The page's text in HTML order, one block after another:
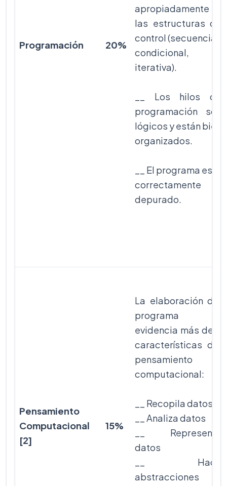
Programación 20%
apropiadamente
las estructuras de
control (secuencial,
condicional,
iterativa).
__ Los hilos de
programación son
lógicos y están bien
organizados.
__ El programa está
correctamente
depurado.
Pensamiento
Computacional
[2]
15%
La elaboración del
programa
evidencia más de 2
características del
pensamiento
computacional:
__ Recopila datos
__ Analiza datos
__ Representa
datos
__ Hace
abstracciones